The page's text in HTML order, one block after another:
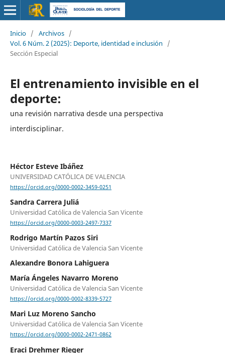
Inicio / Archivos /
Vol. 6 Núm. 2 (2025): Deporte, identidad e inclusión
/
Sección Especial
El entrenamiento invisible en el
deporte:
una revisión narrativa desde una perspectiva
interdisciplinar.
Héctor Esteve Ibáñez
UNIVERSIDAD CATÓLICA DE VALENCIA
https://orcid.org/0000-0002-3459-0251
Sandra Carrera Juliá
Universidad Católica de Valencia San Vicente
https://orcid.org/0000-0003-2497-7337
Rodrigo Martín Pazos Siri
Universidad Católica de Valencia San Vicente
Alexandre Bonora Lahiguera
María Ángeles Navarro Moreno
Universidad Católica de Valencia San Vicente
https://orcid.org/0000-0002-8339-5727
Mari Luz Moreno Sancho
Universidad Católica de Valencia San Vicente
https://orcid.org/0000-0002-2471-0862
Eraci Drehmer Rieger